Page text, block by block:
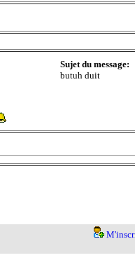
Sujet du message:
butuh duit